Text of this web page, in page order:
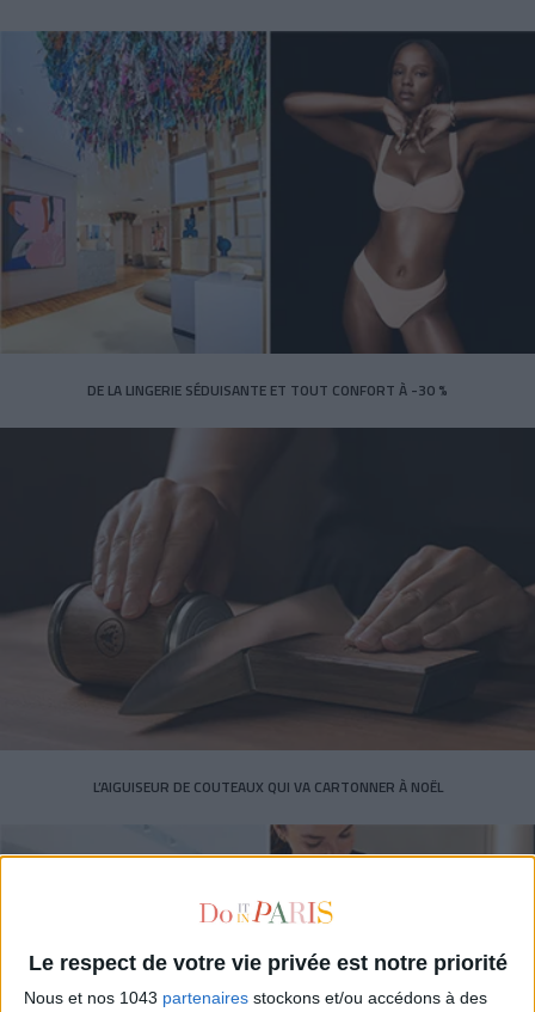
Le respect de votre vie privée est notre priorité
Nous et nos 1043 partenaires stockons et/ou accédons à des
DE LA LINGERIE SÉDUISANTE ET TOUT CONFORT À -30 %
L’AIGUISEUR DE COUTEAUX QUI VA CARTONNER À NOËL